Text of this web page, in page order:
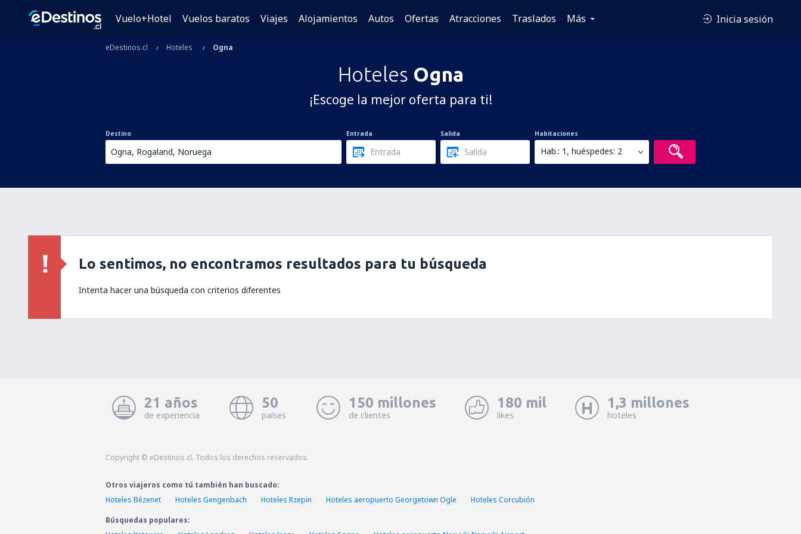
Vuelo+Hotel Vuelos baratos Viajes Alojamientos Autos Ofertas Atracciones Traslados Más Inicia sesión
eDestinos.cl Hoteles Ogna
Hoteles Ogna
¡Escoge la mejor oferta para ti!
Destino Entrada Salida Habitaciones
Hab.: 1, huéspedes: 2
Lo sentimos, no encontramos resultados para tu búsqueda
Intenta hacer una búsqueda con criterios diferentes
21 años
de experiencia
50
países
150 millones
de clientes
180 mil
likes
1,3 millones
hoteles
Copyright © eDestinos.cl. Todos los derechos reservados.
Otros viajeros como tú también han buscado:
Hoteles Bézenet
Hoteles Gengenbach Hoteles Rzepin Hoteles aeropuerto Georgetown Ogle
Hoteles Corcubión
Búsquedas populares: